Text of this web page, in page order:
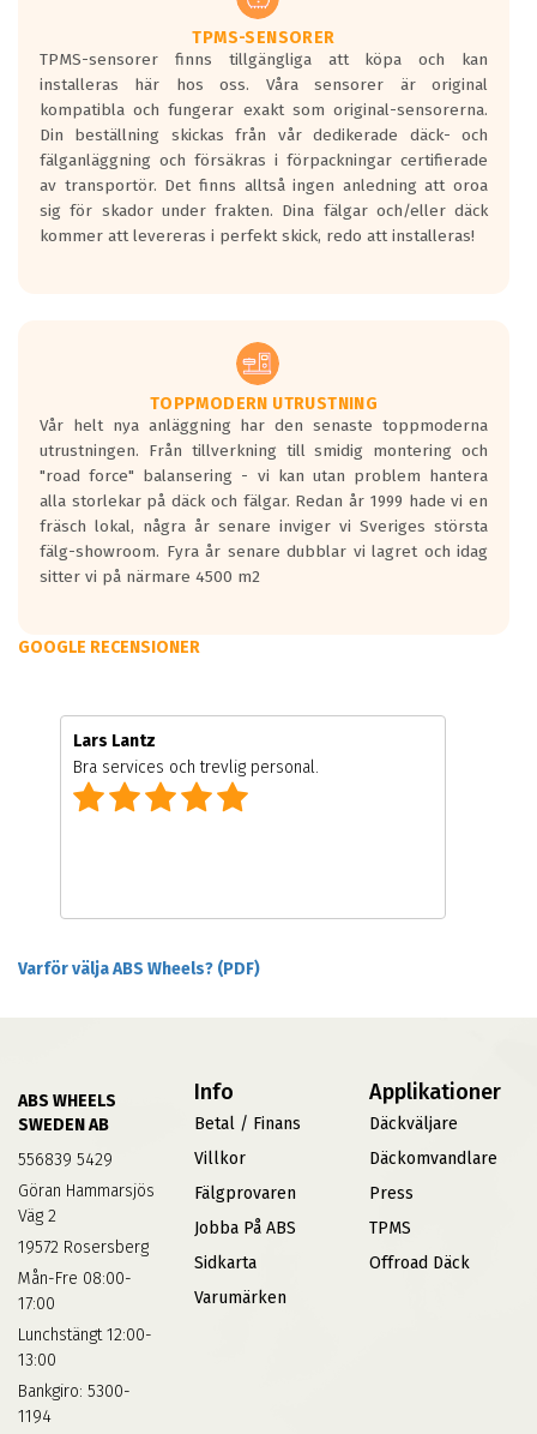
Ett däck med två svarta vågor är redan
godkända för år 2016 nya regelverk.
Ett däck med en svart våg kommer vara
minst tre decibel tystare än det
regelverk som börjar gälla 2016.
TPMS-SENSORER
TPMS-sensorer finns tillgängliga att köpa och kan
installeras här hos oss. Våra sensorer är original
kompatibla och fungerar exakt som original-sensorerna.
Din beställning skickas från vår dedikerade däck- och
fälganläggning och försäkras i förpackningar certifierade
av transportör. Det finns alltså ingen anledning att oroa
sig för skador under frakten. Dina fälgar och/eller däck
kommer att levereras i perfekt skick, redo att installeras!
TOPPMODERN UTRUSTNING
Vår helt nya anläggning har den senaste toppmoderna
utrustningen. Från tillverkning till smidig montering och
"road force" balansering - vi kan utan problem hantera
alla storlekar på däck och fälgar. Redan år 1999 hade vi en
fräsch lokal, några år senare inviger vi Sveriges största
fälg-showroom. Fyra år senare dubblar vi lagret och idag
sitter vi på närmare 4500 m2
GOOGLE RECENSIONER
Lars Lantz
Bra services och trevlig personal.
Varför välja ABS Wheels? (PDF)
ABS WHEELS
SWEDEN AB
556839 5429
Göran Hammarsjös
Väg 2
19572 Rosersberg
Mån-Fre 08:00-
17:00
Lunchstängt 12:00-
13:00
Bankgiro: 5300-
1194
Info
Betal / Finans
Villkor
Fälgprovaren
Jobba På ABS
Sidkarta
Varumärken
Applikationer
Däckväljare
Däckomvandlare
Press
TPMS
Offroad Däck